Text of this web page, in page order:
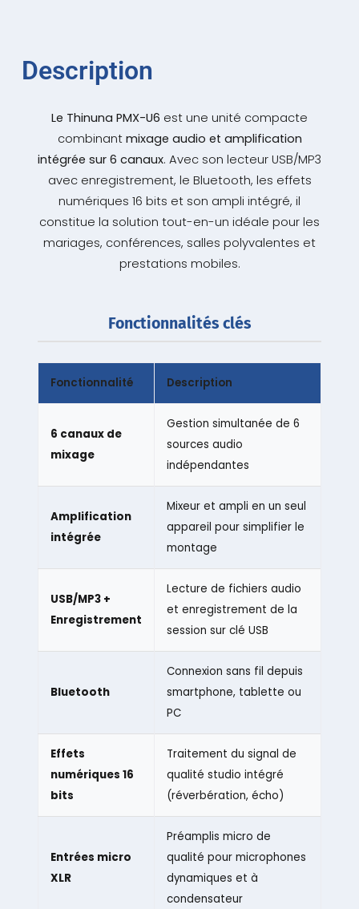
Description
Le Thinuna PMX-U6 est une unité compacte
combinant mixage audio et amplification
intégrée sur 6 canaux. Avec son lecteur USB/MP3
avec enregistrement, le Bluetooth, les effets
numériques 16 bits et son ampli intégré, il
constitue la solution tout-en-un idéale pour les
mariages, conférences, salles polyvalentes et
prestations mobiles.
Fonctionnalités clés
Fonctionnalité Description
6 canaux de
mixage
Gestion simultanée de 6
sources audio
indépendantes
Amplification
intégrée
Mixeur et ampli en un seul
appareil pour simplifier le
montage
USB/MP3 +
Enregistrement
Lecture de fichiers audio
et enregistrement de la
session sur clé USB
Bluetooth
Connexion sans fil depuis
smartphone, tablette ou
PC
Effets
numériques 16
bits
Traitement du signal de
qualité studio intégré
(réverbération, écho)
Entrées micro
XLR
Préamplis micro de
qualité pour microphones
dynamiques et à
condensateur